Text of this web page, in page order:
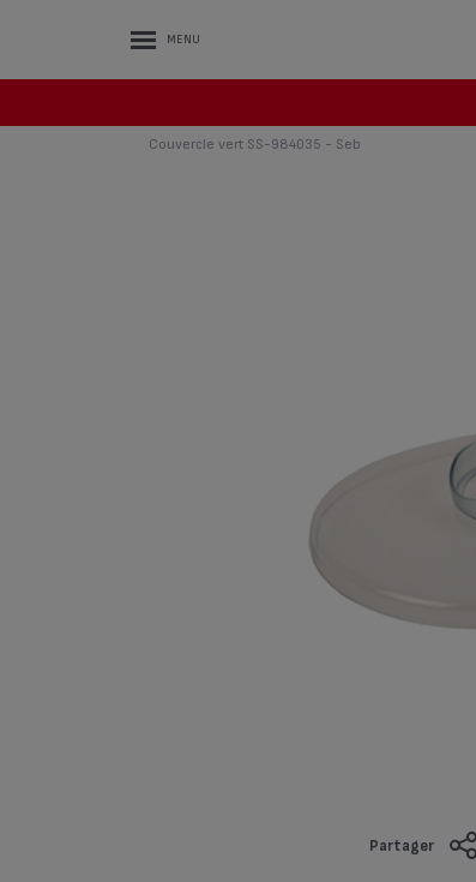
MENU
Couvercle vert SS-984035 - Seb
Partager